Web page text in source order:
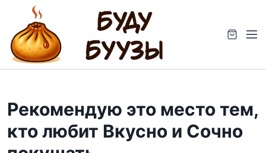
M
Рекомендую это место тем,
кто любит Вкусно и Сочно